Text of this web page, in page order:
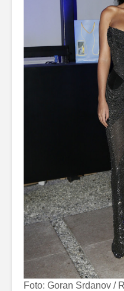
Foto: Goran Srdanov /